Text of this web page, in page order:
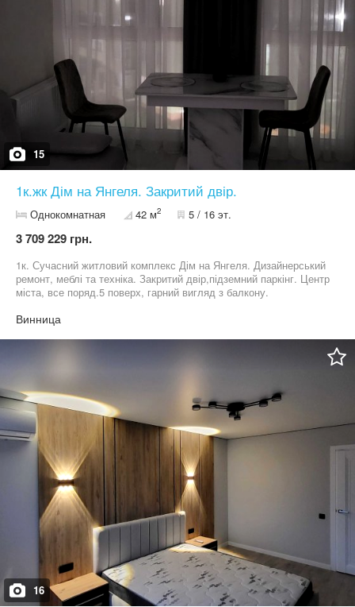
15
1к.жк Дім на Янгеля. Закритий двір.
Однокомнатная 42 м2 5 / 16 эт.
3 709 229 грн.
1к. Сучасний житловий комплекс Дім на Янгеля. Дизайнерський
ремонт, меблі та техніка. Закритий двір,підземний паркінг. Центр
міста, все поряд.5 поверх, гарний вигляд з балкону.
Винница
16